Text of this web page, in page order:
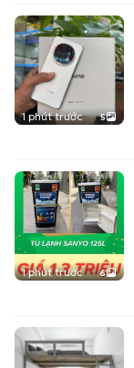
1 phút trước 5
1 phút trước 6